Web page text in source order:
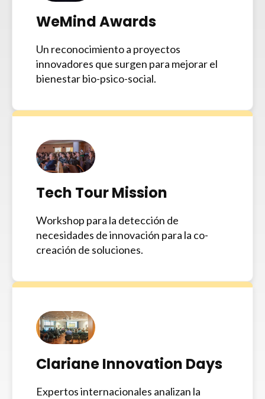
WeMind Awards
Un reconocimiento a proyectos
innovadores que surgen para mejorar el
bienestar bio-psico-social.
Tech Tour Mission
Workshop para la detección de
necesidades de innovación para la co-
creación de soluciones.
Clariane Innovation Days
Expertos internacionales analizan la